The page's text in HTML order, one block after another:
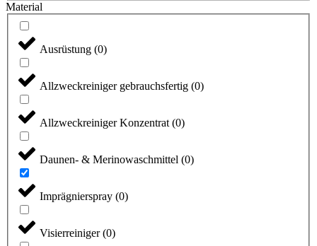
Material
Ausrüstung (0)
Allzweckreiniger gebrauchsfertig (0)
Allzweckreiniger Konzentrat (0)
Daunen- & Merinowaschmittel (0)
Imprägnierspray (0)
Visierreiniger (0)